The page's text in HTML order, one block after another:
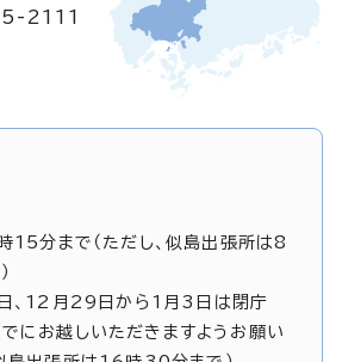
2111
分まで（ただし、似島出張所は8
、12月29日から1月3日は閉庁
にお越しいただきますようお願い